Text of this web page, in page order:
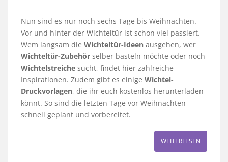
Nun sind es nur noch sechs Tage bis Weihnachten.
Vor und hinter der Wichteltür ist schon viel passiert.
Wem langsam die Wichteltür-Ideen ausgehen, wer
Wichteltür-Zubehör selber basteln möchte oder noch
Wichtelstreiche sucht, findet hier zahlreiche
Inspirationen. Zudem gibt es einige Wichtel-
Druckvorlagen, die ihr euch kostenlos herunterladen
könnt. So sind die letzten Tage vor Weihnachten
schnell geplant und vorbereitet.
WEITERLESEN